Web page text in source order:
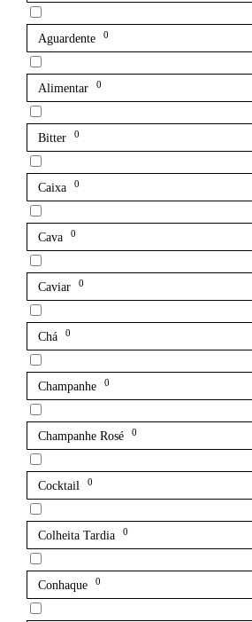
Aguardente 0
Alimentar 0
Bitter 0
Caixa 0
Cava 0
Caviar 0
Chá 0
Champanhe 0
Champanhe Rosé 0
Cocktail 0
Colheita Tardia 0
Conhaque 0